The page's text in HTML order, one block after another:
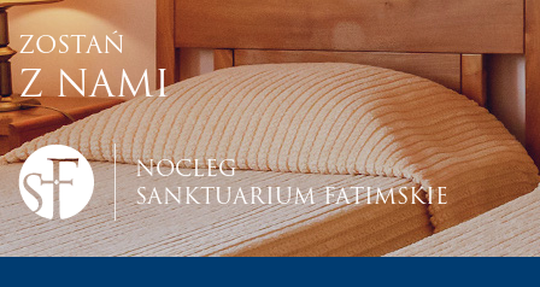
ZOSTAŃ
Z NAMI
NOCLEG
SANKTUARIUM FATIMSKIE